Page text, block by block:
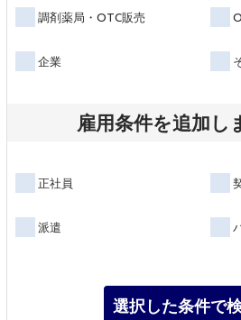
調剤薬局・OTC販売
企業
雇用条件を追加し
正社員
派遣